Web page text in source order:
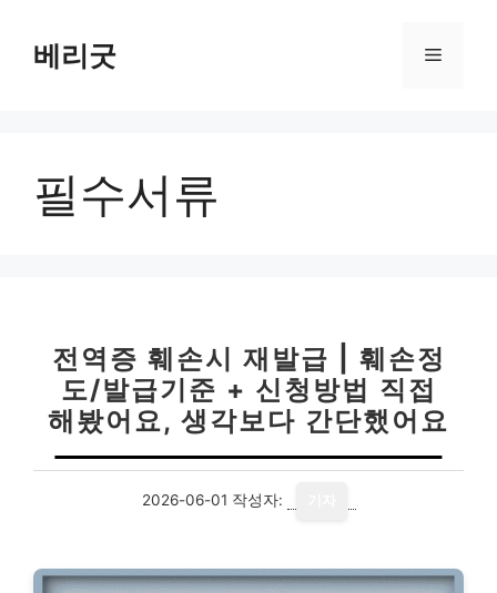
베리굿 메
필수서류
전역증 훼손시 재발급 | 훼손정
도/발급기준 + 신청방법 직접
해봤어요, 생각보다 간단했어요
2026-06-01 작성자: